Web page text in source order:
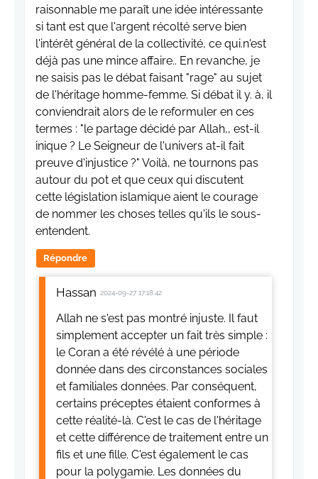
raisonnable me paraît une idée intéressante
si tant est que l'argent récolté serve bien
l'intérêt général de la collectivité, ce qui.n'est
déjà pas une mince affaire.. En revanche, je
ne saisis pas le débat faisant "rage" au sujet
de l'héritage homme-femme. Si débat il y. à, il
conviendrait alors de le reformuler en ces
termes : "le partage décidé par Allah,, est-il
inique ? Le Seigneur de l'univers at-il fait
preuve d'injustice ?" Voilà, ne tournons pas
autour du pot et que ceux qui discutent
cette législation islamique aient le courage
de nommer les choses telles qu'ils le sous-
entendent.
Répondre
Hassan 2024-09-27 17:18:42
Allah ne s'est pas montré injuste. Il faut
simplement accepter un fait très simple :
le Coran a été révélé à une période
donnée dans des circonstances sociales
et familiales données. Par conséquent,
certains préceptes étaient conformes à
cette réalité-là. C'est le cas de l'héritage
et cette différence de traitement entre un
fils et une fille. C'est également le cas
pour la polygamie. Les données du